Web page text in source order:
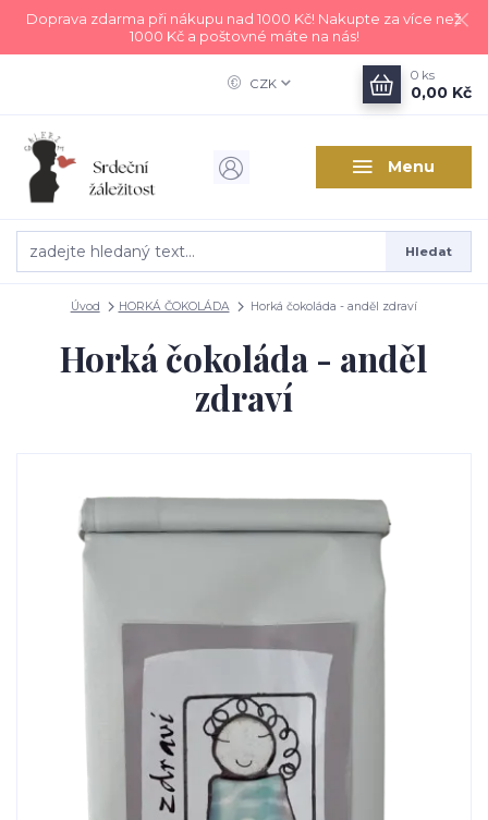
Doprava zdarma při nákupu nad 1000 Kč! Nakupte za více než
1000 Kč a poštovné máte na nás!
Menu
CZK
Hledat
0 ks
0,00 Kč
Úvod HORKÁ ČOKOLÁDA Horká čokoláda - anděl zdraví
Horká čokoláda - anděl
zdraví